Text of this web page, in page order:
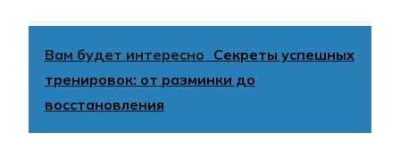
Вам будет интересно Секреты успешных
тренировок: от разминки до
восстановления